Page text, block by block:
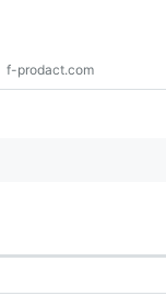
f-prodact.com